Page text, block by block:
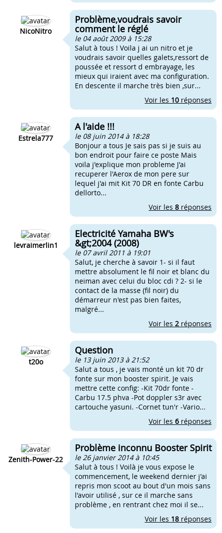
NicoNitro
Problème,voudrais savoir
comment le réglé
le 04 août 2009 à 15:28
Salut à tous ! Voila j ai un nitro et je
voudrais savoir quelles galets,ressort de
poussée et ressort d embrayage, les
mieux qui iraient avec ma configuration.
En descente il marche très bien ,sur...
Voir les 10 réponses
Estrela777
A l'aide !!!
le 08 juin 2014 à 18:28
Bonjour a tous Je sais pas si je suis au
bon endroit pour faire ce poste Mais
voila j'explique mon probleme J'ai
recuperer l'Aerox de mon pere sur
lequel j'ai mit Kit 70 DR en fonte Carbu
dellorto...
Voir les 8 réponses
levraimerlin1
Electricité Yamaha BW's
&gt;2004 (2008)
le 07 avril 2011 à 19:01
Salut, je cherche à savoir 1- si il faut
mettre absolument le fil noir et blanc du
neiman avec celui du bloc cdi ? 2- si le
contact de la masse (fil noir) du
démarreur n'est pas bien faites,
malgré...
Voir les 2 réponses
t20o
Question
le 13 juin 2013 à 21:52
Salut a tous , je vais monté un kit 70 dr
fonte sur mon booster spirit. Je vais
mettre cette config: -Kit 70dr fonte -
Carbu 17.5 phva -Pot doppler s3r avec
cartouche yasuni. -Cornet tun'r -Vario...
Voir les 6 réponses
Zenith-Power-22
Problème inconnu Booster Spirit
le 26 janvier 2014 à 10:45
Salut à tous ! Voilà je vous expose le
commencement, le weekend dernier j'ai
repris mon scoot au bout d'un mois sans
l'avoir utilisé , sur ce il marche sans
problème , en rentrant chez moi il se...
Voir les 18 réponses